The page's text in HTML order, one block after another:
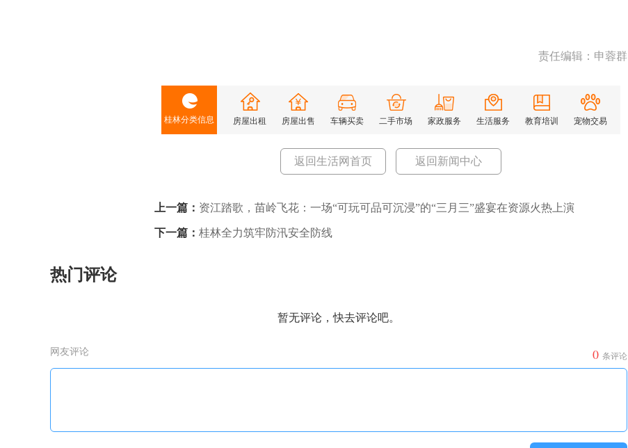
责任编辑：申蓉群
桂林分类信息 房屋出租 房屋出售 车辆买卖 二手市场 家政服务 生活服务 教育培训 宠物交易
返回生活网首页 返回新闻中心
上一篇： 资江踏歌，苗岭飞花：一场“可玩可品可沉浸”的“三月三”盛宴在资源火热上演
下一篇： 桂林全力筑牢防汛安全防线
热门评论
暂无评论，快去评论吧。
网友评论 0 条评论